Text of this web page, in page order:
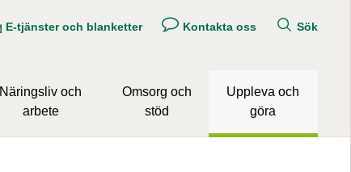
E-tjänster och blanketter Kontakta oss Sök
Näringsliv och
arbete
Omsorg och
stöd
Uppleva och
göra